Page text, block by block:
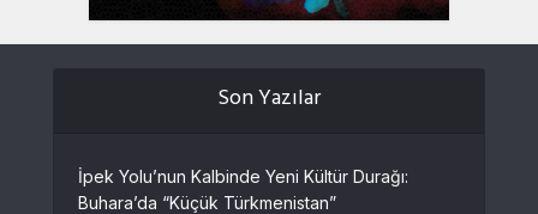
Son Yazılar
İpek Yolu’nun Kalbinde Yeni Kültür Durağı:
Buhara’da “Küçük Türkmenistan”